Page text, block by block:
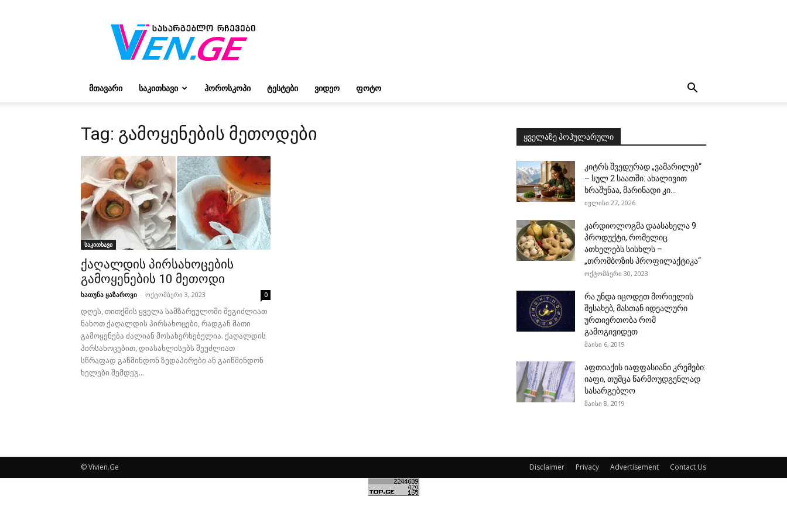
ვივიენისგან
ᲛᲗᲐᲕᲐᲠᲘ ᲡᲐᲙᲘᲗᲮᲐᲕᲘ ᲰᲝᲠᲝᲡᲙᲝᲞᲘ ᲢᲔᲡᲢᲔᲑᲘ ᲕᲘᲓᲔᲝ ᲤᲝᲢᲝ
Tag: გამოყენების მეთოდები
საკითხავი
ქაღალდის პირსახოცების
გამოყენების 10 მეთოდი
ხათუნა ყაზაროვი - ოქტომბერი 3, 2023 0
დღეს, თითქმის ყველა სამზარეულოში შეგიძლიათ
ნახოთ ქაღალდის პირსახოცები, რადგან მათი
გამოყენება ძალიან მოსახერხებელია. ქაღალდის
პირსახოცებით, დიასახლისებს შეუძლიათ
სწრაფად გაწმინდონ ზედაპირები ან გაიწმინდონ
ხელები შემდეგ...
ყველაზე პოპულარული
კიტრს შვედურად „ვამარილებ“
– სულ 2 საათში: ახალივით
ხრაშუნაა, მარინადი კი...
ივლისი 27, 2026
კარდიოლოგმა დაასახელა 9
პროდუქტი, რომელიც
ათხელებს სისხლს –
„თრომბოზის პროფილაქტიკა“
ოქტომბერი 30, 2023
რა უნდა იცოდეთ მორიელის
შესახებ, მასთან იდეალური
ურთიერთობა რომ
გამოგივიდეთ
მაისი 6, 2019
აფთიაქის იაფფასიანი კრემები:
იაფი, თუმცა წარმოუდგენლად
სასარგებლო
მაისი 8, 2019
Disclaimer Privacy Advertisement Contact Us
© Vivien.Ge